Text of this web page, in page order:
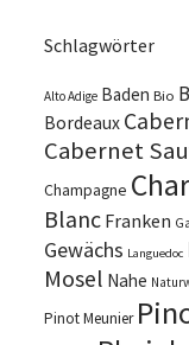
Schlagwörter
Alto Adige Baden Bio
Bordeaux
Cabernet
Champagne
Blanc Franken
Gewächs Languedoc
Mosel Nahe
Pinot Meunier